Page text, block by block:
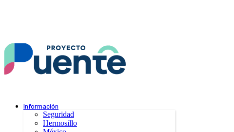
Información
Seguridad
Hermosillo